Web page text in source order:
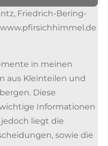
Friedrich-Bering-
www.pfirsichhimmel.de
in meinen
aus Kleinteilen und
Diese
Informationen
liegt die
sowie die